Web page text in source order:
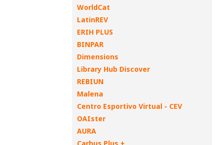
WorldCat
LatinREV
ERIH PLUS
BINPAR
Dimensions
Library Hub Discover
REBIUN
Malena
Centro Esportivo Virtual - CEV
OAIster
AURA